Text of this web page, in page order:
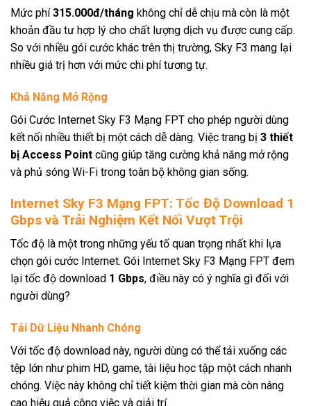
Mức phí315.000đ/tháng không chỉ dễ chịu mà còn là một
khoản đầu tư hợp lý cho chất lượng dịch vụ được cung cấp.
So với nhiều gói cước khác trên thị trường, Sky F3 mang lại
nhiều giá trị hơn với mức chi phí tương tự.
Khả Năng Mở Rộng
Gói Cước Internet Sky F3 Mạng FPT cho phép người dùng
kết nối nhiều thiết bị một cách dễ dàng. Việc trang bị 3 thiết
bị Access Point cũng giúp tăng cường khả năng mở rộng
và phủ sóng Wi-Fi trong toàn bộ không gian sống.
Internet Sky F3 Mạng FPT: Tốc Độ Download 1
Gbps và Trải Nghiệm Kết Nối Vượt Trội
Tốc độ là một trong những yếu tố quan trọng nhất khi lựa
chọn gói cước Internet. Gói Internet Sky F3 Mạng FPT đem
lại tốc độ download 1 Gbps, điều này có ý nghĩa gì đối với
người dùng?
Tải Dữ Liệu Nhanh Chóng
Với tốc độ download này, người dùng có thể tải xuống các
tệp lớn như phim HD, game, tài liệu học tập một cách nhanh
chóng. Việc này không chỉ tiết kiệm thời gian mà còn nâng
cao hiệu quả công việc và giải trí.